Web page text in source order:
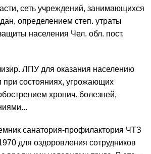
сеть учреждений, занимающихся
определением степ. утраты
населения Чел. обл. пост.
ЛПУ для оказания населению
при состояниях, угрожающих
хронич. болезней,
санатория-профилактория ЧТЗ
для оздоровления сотрудников